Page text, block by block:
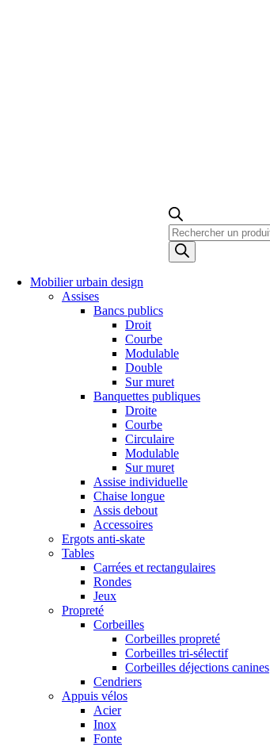
Recherche
de
produits
Mobilier urbain design
Assises
Bancs publics
Droit
Courbe
Modulable
Double
Sur muret
Banquettes publiques
Droite
Courbe
Circulaire
Modulable
Sur muret
Assise individuelle
Chaise longue
Assis debout
Accessoires
Ergots anti-skate
Tables
Carrées et rectangulaires
Rondes
Jeux
Propreté
Corbeilles
Corbeilles propreté
Corbeilles tri-sélectif
Corbeilles déjections canines
Cendriers
Appuis vélos
Acier
Inox
Fonte